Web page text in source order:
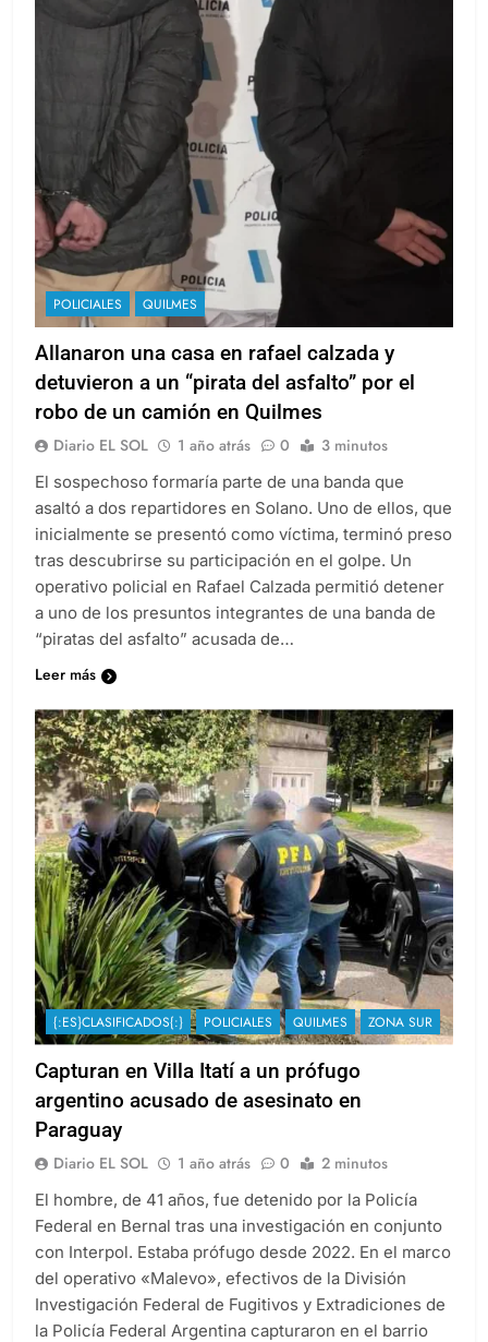
POLICIALES QUILMES
Allanaron una casa en rafael calzada y
detuvieron a un “pirata del asfalto” por el
robo de un camión en Quilmes
Diario EL SOL 1 año atrás 0 3 minutos
El sospechoso formaría parte de una banda que
asaltó a dos repartidores en Solano. Uno de ellos, que
inicialmente se presentó como víctima, terminó preso
tras descubrirse su participación en el golpe. Un
operativo policial en Rafael Calzada permitió detener
a uno de los presuntos integrantes de una banda de
“piratas del asfalto” acusada de…
Leer más
{:ES}CLASIFICADOS{:} POLICIALES QUILMES ZONA SUR
Capturan en Villa Itatí a un prófugo
argentino acusado de asesinato en
Paraguay
Diario EL SOL 1 año atrás 0 2 minutos
El hombre, de 41 años, fue detenido por la Policía
Federal en Bernal tras una investigación en conjunto
con Interpol. Estaba prófugo desde 2022. En el marco
del operativo «Malevo», efectivos de la División
Investigación Federal de Fugitivos y Extradiciones de
la Policía Federal Argentina capturaron en el barrio